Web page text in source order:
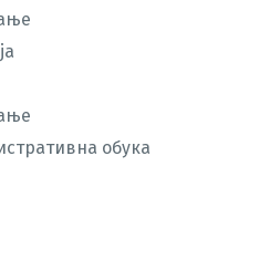
обука